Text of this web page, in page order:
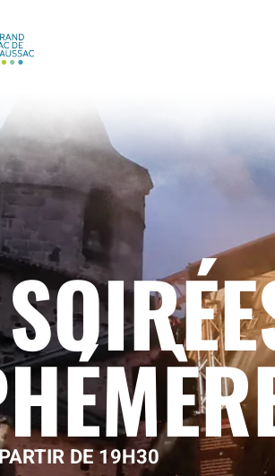
DE 19H30